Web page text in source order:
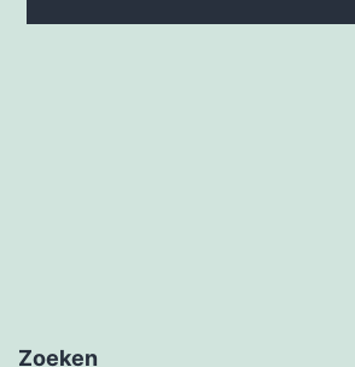
Zoeken